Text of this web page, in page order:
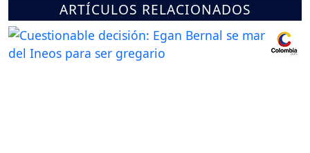
ARTÍCULOS RELACIONADOS